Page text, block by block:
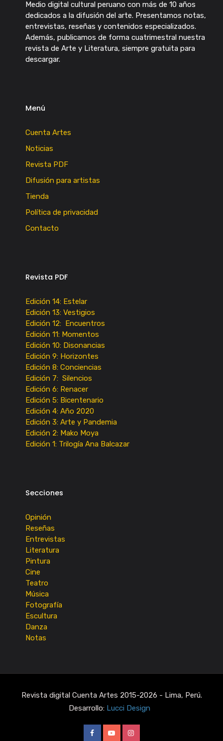
Medio digital cultural peruano con más de 10 años
dedicados a la difusión del arte. Presentamos notas,
entrevistas, reseñas y contenidos especializados.
Además, publicamos de forma cuatrimestral nuestra
revista de Arte y Literatura, siempre gratuita para
descargar.
Menú
Cuenta Artes
Noticias
Revista PDF
Difusión para artistas
Tienda
Política de privacidad
Contacto
Revista PDF
Edición 14: Estelar
Edición 13: Vestigios
Edición 12: Encuentros
Edición 11: Momentos
Edición 10: Disonancias
Edición 9: Horizontes
Edición 8: Conciencias
Edición 7: Silencios
Edición 6: Renacer
Edición 5: Bicentenario
Edición 4: Año 2020
Edición 3: Arte y Pandemia
Edición 2: Mako Moya
Edición 1: Trilogía Ana Balcazar
Secciones
Opinión
Reseñas
Entrevistas
Literatura
Pintura
Cine
Teatro
Música
Fotografía
Escultura
Danza
Notas
Revista digital Cuenta Artes 2015-2026 - Lima, Perú.
Desarrollo: Lucci Design